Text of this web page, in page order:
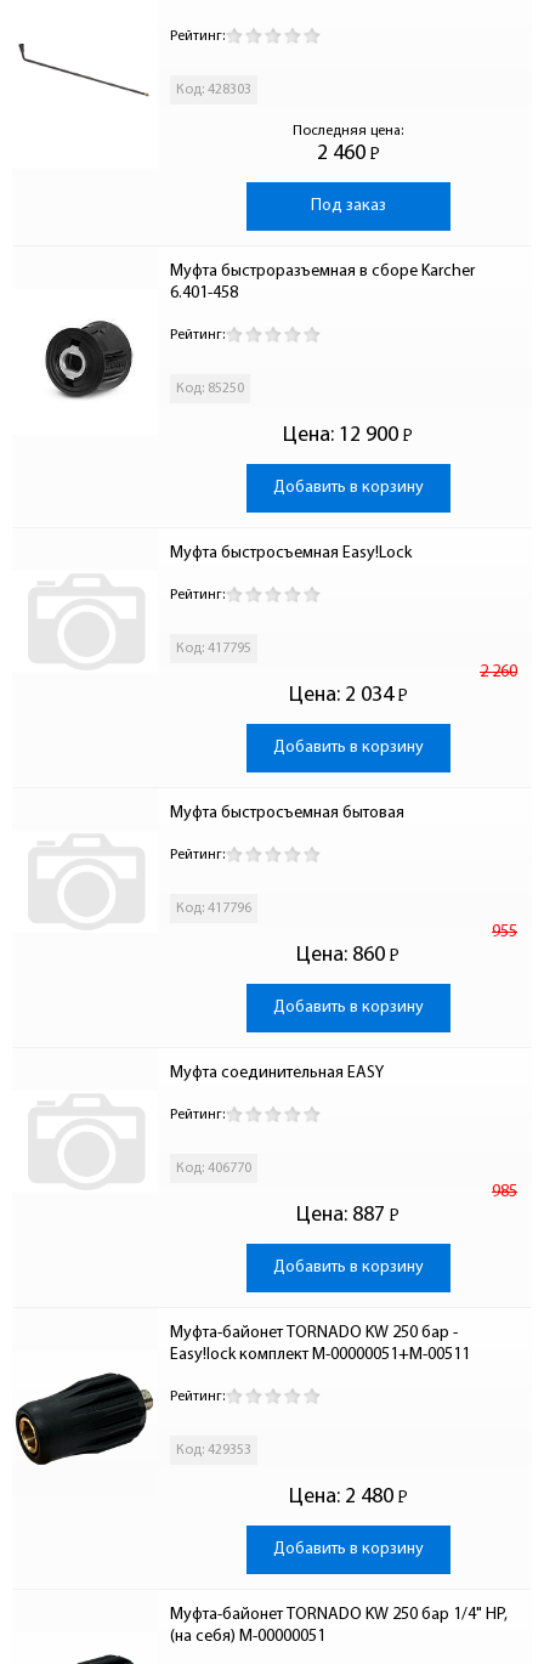
Рейтинг:
Код: 428303
Последняя цена:
2 460 Р
-
Под заказ
Муфта быстроразъемная в сборе Karcher
6.401-458
Рейтинг:
Код: 85250
Цена: 12 900 Р
-
Добавить в корзину
Муфта быстросъемная Easy!Lock
Рейтинг:
Код: 417795
Цена:
2 260
2 034 Р
-
Добавить в корзину
Муфта быстросъемная бытовая
Рейтинг:
Код: 417796
Цена:
955
860 Р
-
Добавить в корзину
Муфта соединительная EASY
Рейтинг:
Код: 406770
Цена:
985
887 Р
-
Добавить в корзину
Муфта-байонет TORNADO KW 250 бар -
Easy!lock комплект M-00000051+M-00511
Рейтинг:
Код: 429353
Цена: 2 480 Р
-
Добавить в корзину
Муфта-байонет TORNADO KW 250 бар 1/4" НР,
(на себя) M-00000051